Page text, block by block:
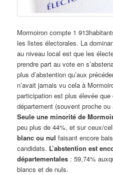
Mormoiron compte 1
les listes électorales. La
au niveau local est que les
prendre part au vote en
plus d’abstention qu’aux
n’avait jamais vu cela à
participation est plus élevée
département (souvent proche
Seule une minorité de
peu plus de 44%, et sur ceux/
blanc ou nul faisant encore
candidats. L’abstention est
départementales : 59,74%
blancs et de nuls.